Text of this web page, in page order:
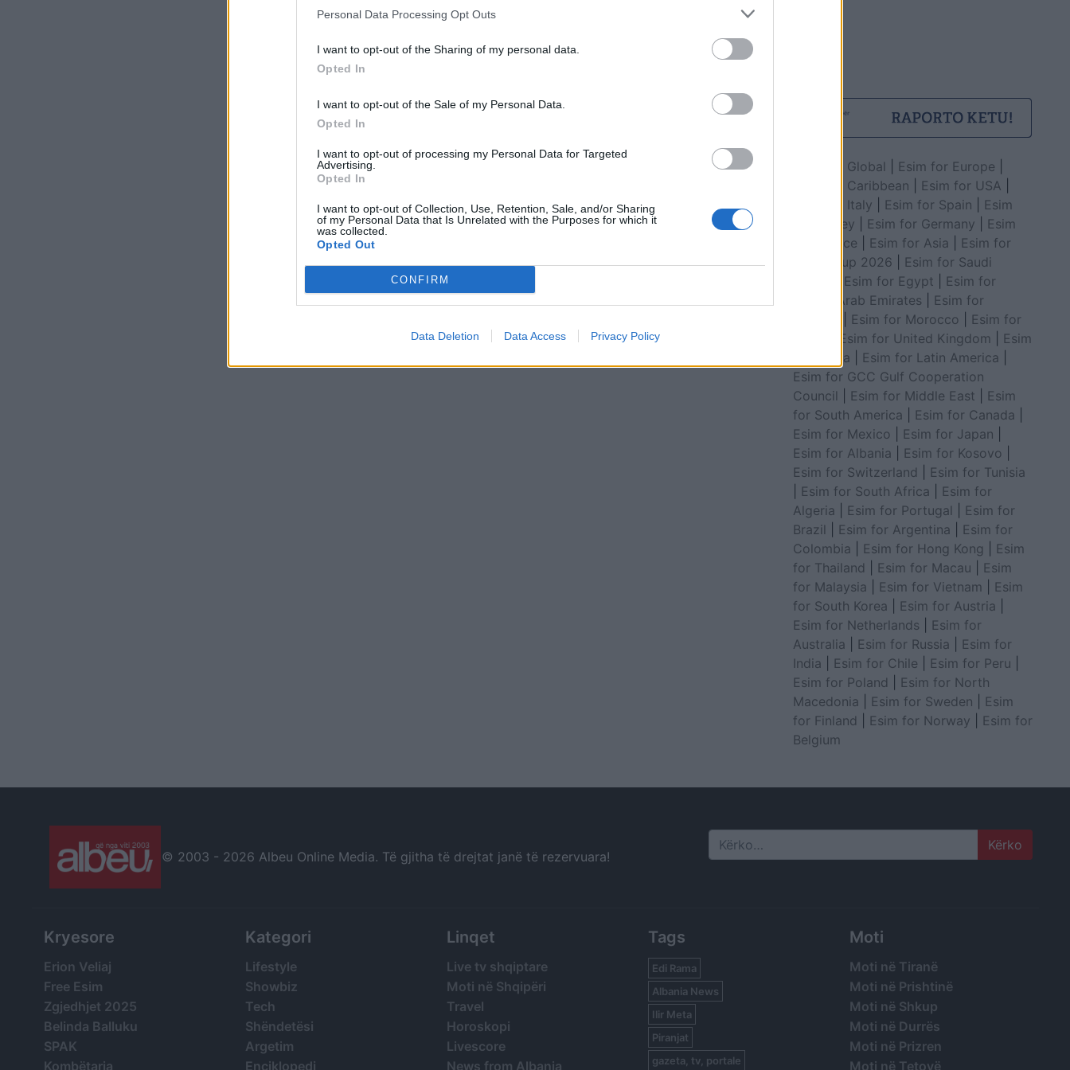
Personal Data Processing Opt Outs
I want to opt-out of the Sharing of my personal data.
Opted In
I want to opt-out of the Sale of my Personal Data.
Opted In
I want to opt-out of processing my Personal Data for Targeted
Advertising.
Opted In
I want to opt-out of Collection, Use, Retention, Sale, and/or Sharing
of my Personal Data that Is Unrelated with the Purposes for which it
was collected.
Opted Out
CONFIRM
Data Deletion Data Access Privacy Policy
Esim for Global Esim for Europe
Esim for Caribbean
Esim for USA
Esim for Italy
Esim for Spain
Esim
for Turkey
Esim for Germany
Esim
for Greece
Esim for Asia
Esim for
World Cup 2026
Esim for Saudi
Esim for Egypt
Esim for
United Arab Emirates
Esim for
Esim for Morocco
Esim for
Esim for United Kingdom
Esim
for Africa
Esim for Latin America
Esim for GCC Gulf Cooperation
Council
Esim for Middle East
Esim
for South America
Esim for Canada
Esim for Mexico
Esim for Japan
Esim for Albania
Esim for Kosovo
Esim for Switzerland
Esim for Tunisia
Esim for South Africa
Esim for
Algeria
Esim for Portugal
Esim for
Brazil
Esim for Argentina
Esim for
Colombia
Esim for Hong Kong
Esim
for Thailand
Esim for Macau
Esim
for Malaysia
Esim for Vietnam
Esim
for South Korea
Esim for Austria
Esim for Netherlands
Esim for
Australia
Esim for Russia
Esim for
India
Esim for Chile Esim for Peru
Esim for Poland
Esim for North
Macedonia
Esim for Sweden
Esim
for Finland
Esim for Norway
Esim for
Belgium
© 2003 - 2026 Albeu Online Media. Të gjitha të drejtat janë të rezervuara! Search
Kryesore
Erion Veliaj
Free Esim
Zgjedhjet 2025
Belinda Balluku
SPAK
Kombëtarja
Kategori
Lifestyle
Showbiz
Tech
Shëndetësi
Argetim
Enciklopedi
Linqet
Live tv shqiptare
Moti në Shqipëri
Travel
Horoskopi
Livescore
News from Albania
Tags
Edi Rama
Albania News
Ilir Meta
Piranjat
gazeta, tv, portale
Moti
Moti në Tiranë
Moti në Prishtinë
Moti në Shkup
Moti në Durrës
Moti në Prizren
Moti në Tetovë